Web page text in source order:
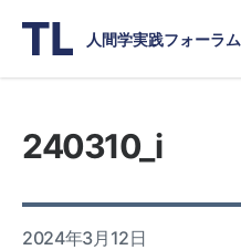
人間学実践フォーラム
240310_i
2024年3月12日